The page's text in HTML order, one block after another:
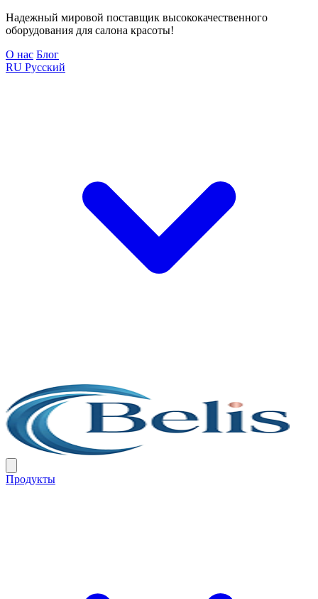
Надежный мировой поставщик высококачественного
оборудования для салона красоты!
О нас Блог
RU Русский
Продукты